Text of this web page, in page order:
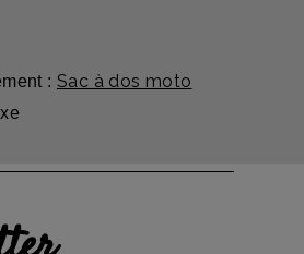
: Sac à dos moto